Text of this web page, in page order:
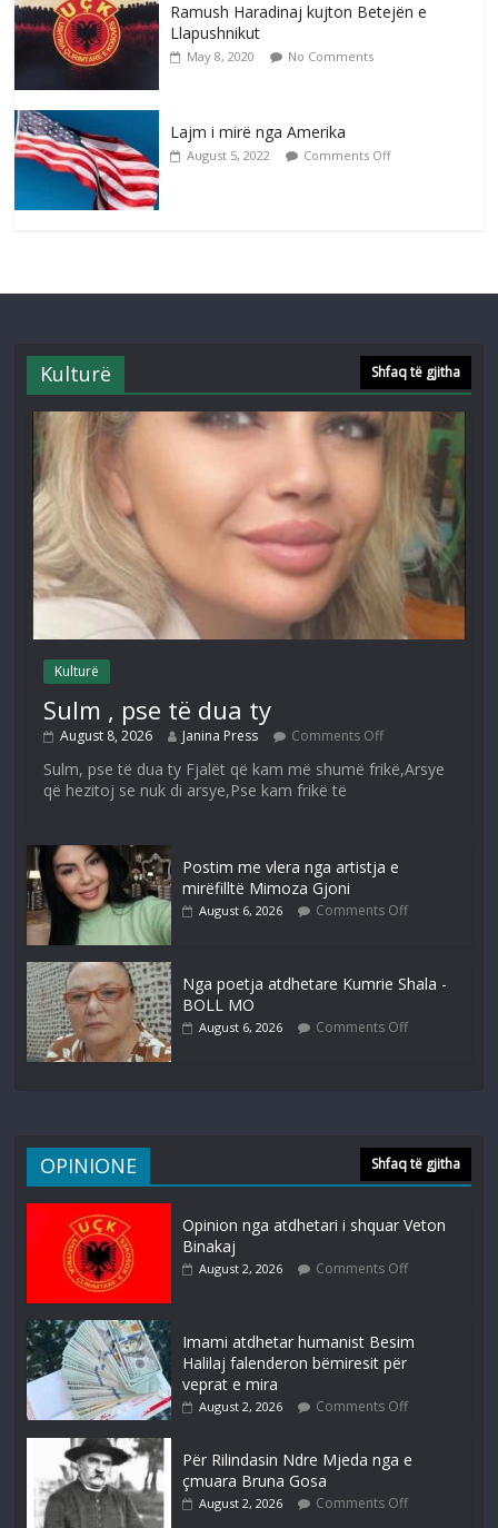
Ramush Haradinaj kujton Betejën e
Llapushnikut
May 8, 2020 No Comments
Lajm i mirë nga Amerika
August 5, 2022 Comments Off
Kulturë Shfaq të gjitha
Kulturë
Sulm , pse të dua ty
August 8, 2026 Janina Press Comments Off
Sulm, pse të dua ty Fjalët që kam më shumë frikë,Arsye
që hezitoj se nuk di arsye,Pse kam frikë të
Postim me vlera nga artistja e
mirëfilltë Mimoza Gjoni
August 6, 2026 Comments Off
Nga poetja atdhetare Kumrie Shala -
BOLL MO
August 6, 2026 Comments Off
OPINIONE Shfaq të gjitha
Opinion nga atdhetari i shquar Veton
Binakaj
August 2, 2026 Comments Off
Imami atdhetar humanist Besim
Halilaj falenderon bëmiresit për
veprat e mira
August 2, 2026 Comments Off
Për Rilindasin Ndre Mjeda nga e
çmuara Bruna Gosa
August 2, 2026 Comments Off